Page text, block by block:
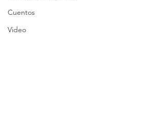
Cuentos
Video